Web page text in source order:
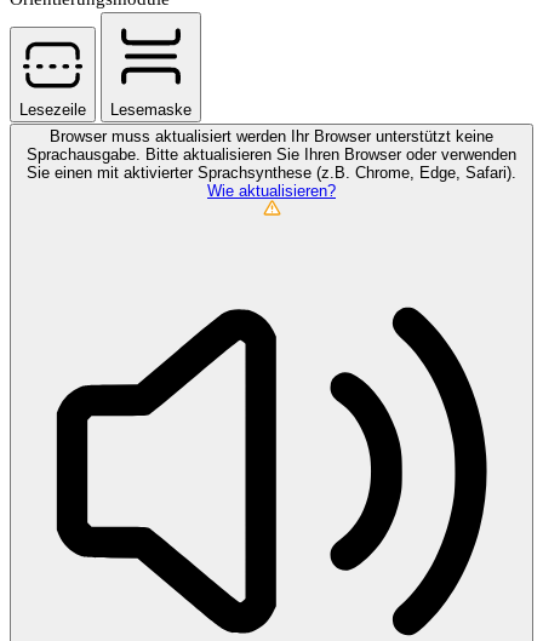
Lesezeile
Lesemaske
Browser muss aktualisiert werden
Ihr Browser unterstützt keine
Sprachausgabe. Bitte aktualisieren Sie Ihren Browser oder verwenden
Sie einen mit aktivierter Sprachsynthese (z.B. Chrome, Edge, Safari).
Wie aktualisieren?